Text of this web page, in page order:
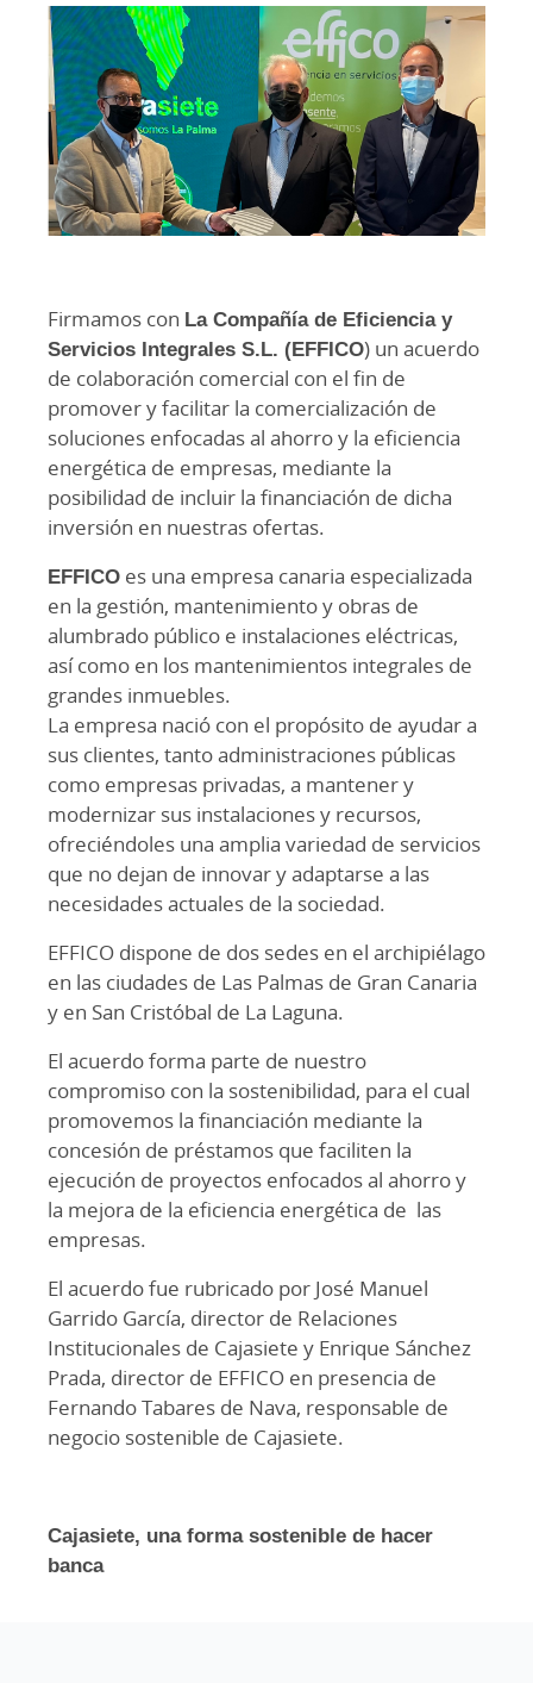
Firmamos con La Compañía de Eficiencia y
Servicios Integrales S.L. (EFFICO) un acuerdo
de colaboración comercial con el fin de
promover y facilitar la comercialización de
soluciones enfocadas al ahorro y la eficiencia
energética de empresas, mediante la
posibilidad de incluir la financiación de dicha
inversión en nuestras ofertas.
EFFICO es una empresa canaria especializada
en la gestión, mantenimiento y obras de
alumbrado público e instalaciones eléctricas,
así como en los mantenimientos integrales de
grandes inmuebles.
La empresa nació con el propósito de ayudar a
sus clientes, tanto administraciones públicas
como empresas privadas, a mantener y
modernizar sus instalaciones y recursos,
ofreciéndoles una amplia variedad de servicios
que no dejan de innovar y adaptarse a las
necesidades actuales de la sociedad.
EFFICO dispone de dos sedes en el archipiélago
en las ciudades de Las Palmas de Gran Canaria
y en San Cristóbal de La Laguna.
El acuerdo forma parte de nuestro
compromiso con la sostenibilidad, para el cual
promovemos la financiación mediante la
concesión de préstamos que faciliten la
ejecución de proyectos enfocados al ahorro y
la mejora de la eficiencia energética de las
empresas.
El acuerdo fue rubricado por José Manuel
Garrido García, director de Relaciones
Institucionales de Cajasiete y Enrique Sánchez
Prada, director de EFFICO en presencia de
Fernando Tabares de Nava, responsable de
negocio sostenible de Cajasiete.
Cajasiete, una forma sostenible de hacer
banca